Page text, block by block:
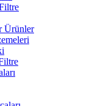
Ürünler